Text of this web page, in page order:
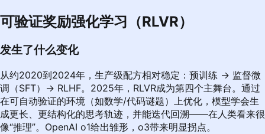
可验证奖励强化学习（RLVR）
发生了什么变化
从约2020到2024年，生产级配方相对稳定：预训练 → 监督微
调（SFT）→ RLHF。2025年，RLVR成为第四个主舞台。通过
在可自动验证的环境（如数学/代码谜题）上优化，模型学会生
成更长、更结构化的思考轨迹，并能迭代回溯——在人类看来很
像“推理”。OpenAI o1给出雏形，o3带来明显拐点。